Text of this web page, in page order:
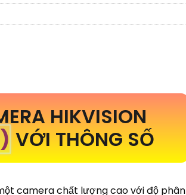
HIKVISION
VỚI THÔNG SỐ
camera chất lượng cao với độ phân